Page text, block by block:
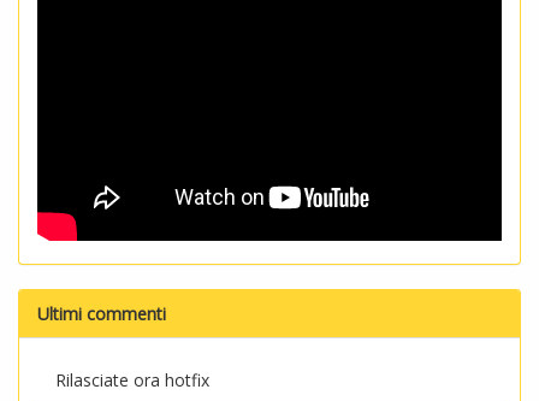
Ultimi commenti
Rilasciate ora hotfix